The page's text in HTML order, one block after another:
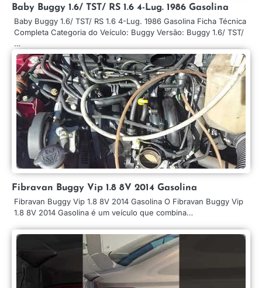
Baby Buggy 1.6/ TST/ RS 1.6 4-Lug. 1986 Gasolina
Baby Buggy 1.6/ TST/ RS 1.6 4-Lug. 1986 Gasolina Ficha Técnica
Completa Categoria do Veículo: Buggy Versão: Buggy 1.6/ TST/
…
Fibravan Buggy Vip 1.8 8V 2014 Gasolina
Fibravan Buggy Vip 1.8 8V 2014 Gasolina O Fibravan Buggy Vip
1.8 8V 2014 Gasolina é um veículo que combina…